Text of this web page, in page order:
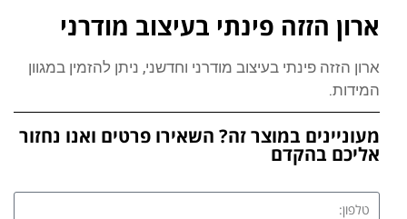
ארון הזזה פינתי בעיצוב מודרני
ארון הזזה פינתי בעיצוב מודרני וחדשני, ניתן להזמין במגוון
המידות.
מעוניינים במוצר זה? השאירו פרטים ואנו נחזור
אליכם בהקדם